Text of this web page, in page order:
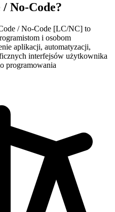
No-Code?
/ No-Code [LC/NC] to
i osobom
aplikacji, automatyzacji,
interfejsów użytkownika
programowania